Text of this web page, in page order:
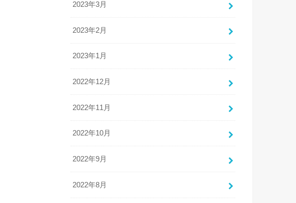
2023年3月
2023年2月
2023年1月
2022年12月
2022年11月
2022年10月
2022年9月
2022年8月